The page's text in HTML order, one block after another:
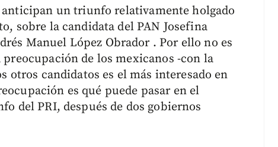
anticipan un triunfo relativamente holgado
sobre la candidata del PAN Josefina
Manuel López Obrador . Por ello no es
de los mexicanos -con la
otros candidatos es el más interesado en
es qué puede pasar en el
del PRI, después de dos gobiernos